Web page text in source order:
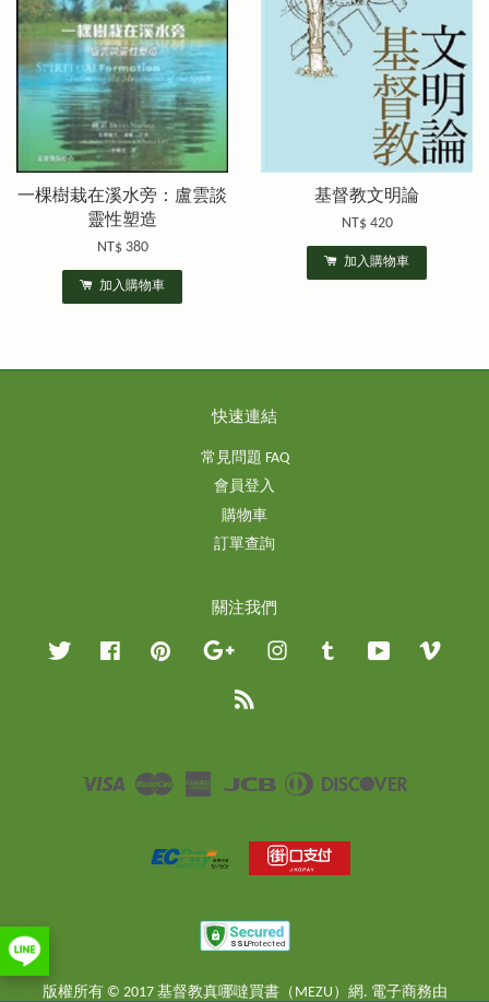
一棵樹栽在溪水旁：盧雲談
靈性塑造
NT$ 380
加入購物車
基督教文明論
NT$ 420
加入購物車
快速連結
常見問題 FAQ
會員登入
購物車
訂單查詢
關注我們
Twitter Facebook Pinterest Google InstagramTumblr YouTube
Visa Master
American
JCB
Diners
版權所有 © 2017 基督教真哪噠買書（MEZU）網. 電子商務由